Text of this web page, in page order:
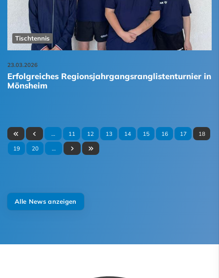
Tischtennis
23.03.2026
Erfolgreiches Regionsjahrgangsranglistenturnier in
Mönsheim
… 11 12 13 14 15 16 17
18
19
20 …
Alle News anzeigen